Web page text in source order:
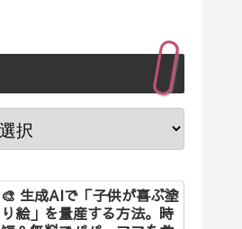
🎨 生成AIで「子供が喜ぶ塗
り絵」を量産する方法。時